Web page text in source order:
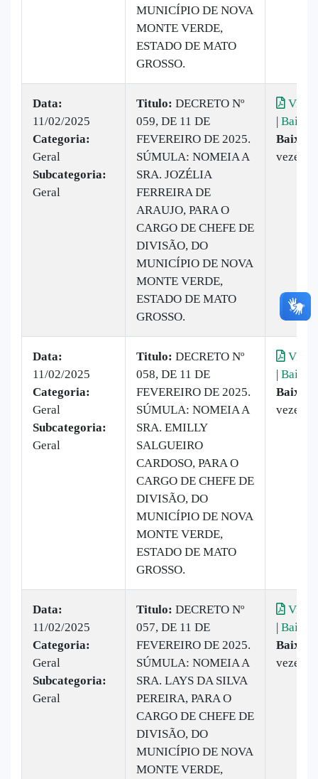
MUNICÍPIO DE NOVA
MONTE VERDE,
ESTADO DE MATO
GROSSO.
Data:
11/02/2025
Categoria:
Geral
Subcategoria:
Geral
Titulo: DECRETO Nº
059, DE 11 DE
FEVEREIRO DE 2025.
SÚMULA: NOMEIA A
SRA. JOZÉLIA
FERREIRA DE
ARAUJO, PARA O
CARGO DE CHEFE DE
DIVISÃO, DO
MUNICÍPIO DE NOVA
MONTE VERDE,
ESTADO DE MATO
GROSSO.
| Baixar
vezes
Data:
11/02/2025
Categoria:
Geral
Subcategoria:
Geral
Titulo: DECRETO Nº
058, DE 11 DE
FEVEREIRO DE 2025.
SÚMULA: NOMEIA A
SRA. EMILLY
SALGUEIRO
CARDOSO, PARA O
CARGO DE CHEFE DE
DIVISÃO, DO
MUNICÍPIO DE NOVA
MONTE VERDE,
ESTADO DE MATO
GROSSO.
| Baixar
vezes
Data:
11/02/2025
Categoria:
Geral
Subcategoria:
Geral
Titulo: DECRETO Nº
057, DE 11 DE
FEVEREIRO DE 2025.
SÚMULA: NOMEIA A
SRA. LAYS DA SILVA
PEREIRA, PARA O
CARGO DE CHEFE DE
DIVISÃO, DO
MUNICÍPIO DE NOVA
MONTE VERDE,
| Baixar
vezes